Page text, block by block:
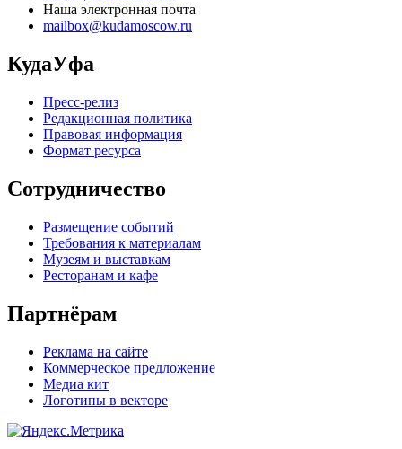
Наша электронная почта
mailbox@kudamoscow.ru
КудаУфа
Пресс-релиз
Редакционная политика
Правовая информация
Формат ресурса
Сотрудничество
Размещение событий
Требования к материалам
Музеям и выставкам
Ресторанам и кафе
Партнёрам
Реклама на сайте
Коммерческое предложение
Медиа кит
Логотипы в векторе